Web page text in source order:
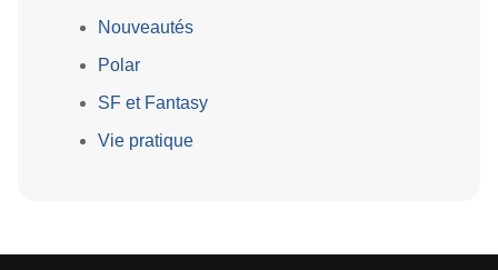
Nouveautés
Polar
SF et Fantasy
Vie pratique